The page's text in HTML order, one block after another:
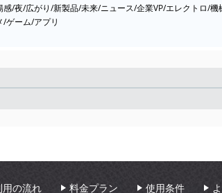
感/夜/広がり/新製品/未来/ニュース/企業VP/エレクトロ/
/ゲーム/アプリ
用の流れ 料金プラン 使用条件